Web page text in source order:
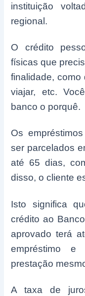
instituição
regional.
O crédito
físicas que
finalidade, como
viajar, etc.
banco o porquê.
Os
ser parcelados
até 65 dias,
disso, o cliente
Isto significa
crédito ao
aprovado terá
empréstimo
prestação
A taxa de